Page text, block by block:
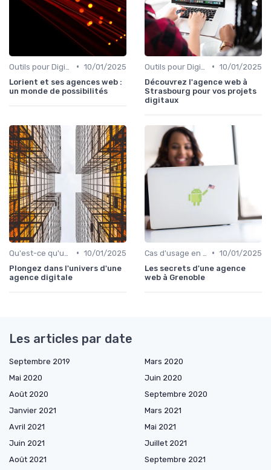
• 10/01/2025
Lorient et ses agences web :
un monde de possibilités
• 10/01/2025
Découvrez l'agence web à
Strasbourg pour vos projets
digitaux
• 10/01/2025
Plongez dans l'univers d'une
agence digitale
• 10/01/2025
Les secrets d'une agence
web à Grenoble
Les articles par date
Septembre 2019
Mars 2020
Mai 2020
Juin 2020
Août 2020
Septembre 2020
Janvier 2021
Mars 2021
Avril 2021
Mai 2021
Juin 2021
Juillet 2021
Août 2021
Septembre 2021